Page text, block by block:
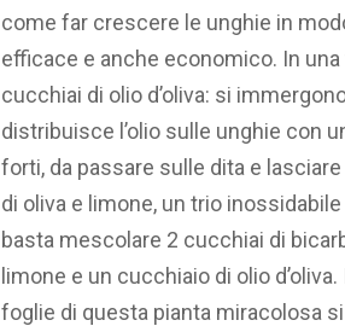
come far crescere le unghie in
efficace e anche economico. In
cucchiai di olio d’oliva: si
distribuisce l’olio sulle unghie con
forti, da passare sulle dita e
di oliva e limone, un trio
basta mescolare 2 cucchiai di
limone e un cucchiaio di olio
foglie di questa pianta miracolosa